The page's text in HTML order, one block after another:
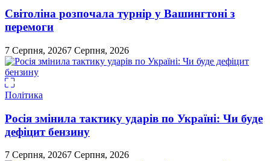
Світоліна розпочала турнір у Вашингтоні з
перемоги
7 Серпня, 20267 Серпня, 2026
Політика
Росія змінила тактику ударів по Україні: Чи буде
дефіцит бензину
7 Серпня, 20267 Серпня, 2026